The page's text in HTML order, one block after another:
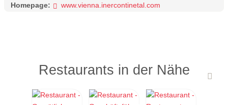
Homepage: www.vienna.inercontinetal.com
Restaurants in der Nähe